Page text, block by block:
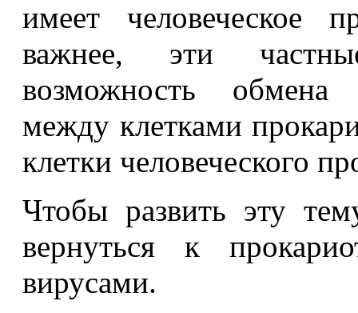
имеет человеческое
важнее, эти
возможность обмена
между клетками
клетки человеческого
Чтобы развить эту
вернуться к
вирусами.